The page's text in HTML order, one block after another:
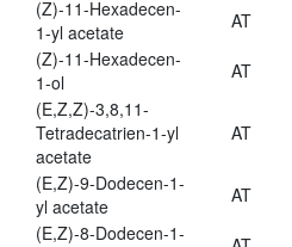
(Z)-11-Hexadecen-
1-yl acetate
AT
(Z)-11-Hexadecen-
1-ol
AT
(E,Z,Z)-3,8,11-
Tetradecatrien-1-yl
acetate
AT
(E,Z)-9-Dodecen-1-
yl acetate
AT
(E,Z)-8-Dodecen-1-